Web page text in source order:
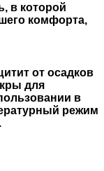
в которой
комфорта,
от осадков
для
в
режим